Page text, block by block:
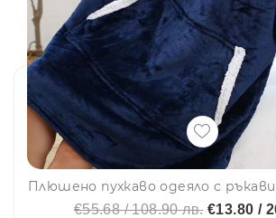
€55.68 / 108.90 лв.€13.80 /